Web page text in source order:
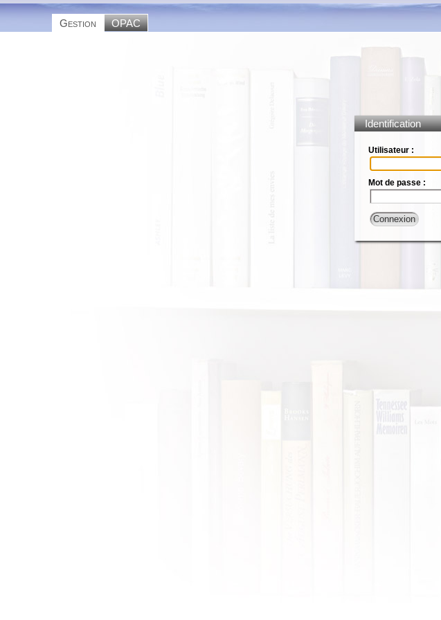
Gestion OPAC
Identification
Utilisateur :
Mot de passe :